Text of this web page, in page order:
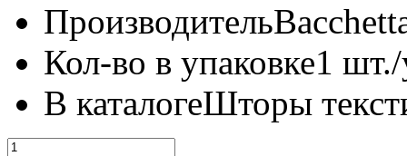
Производитель
Кол-во в упаковке1
В каталогеШторы